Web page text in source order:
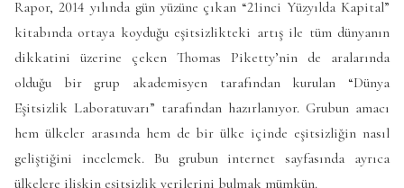
Rapor, 2014 yılında gün yüzüne çıkan “21inci Yüzyılda Kapital”
kitabında ortaya koyduğu eşitsizlikteki artış ile tüm dünyanın
dikkatini üzerine çeken Thomas Piketty’nin de aralarında
olduğu bir grup akademisyen tarafından kurulan “Dünya
Eşitsizlik Laboratuvarı” tarafından hazırlanıyor. Grubun amacı
hem ülkeler arasında hem de bir ülke içinde eşitsizliğin nasıl
geliştiğini incelemek. Bu grubun internet sayfasında ayrıca
ülkelere ilişkin eşitsizlik verilerini bulmak mümkün.